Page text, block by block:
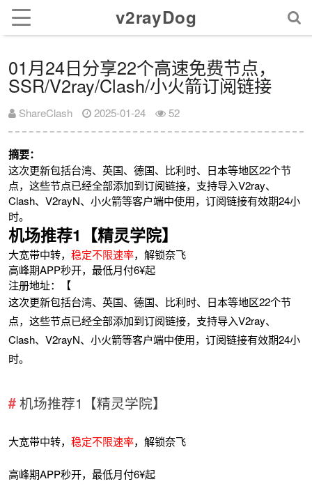
v2rayDog
01月24日分享22个高速免费节点，
SSR/V2ray/Clash/小火箭订阅链接
ShareClash 2025-01-24 52
摘要：
这次更新包括台湾、英国、德国、比利时、日本等地区22个节
点，这些节点已经全部添加到订阅链接，支持导入V2ray、
Clash、V2rayN、小火箭等客户端中使用，订阅链接有效期24小
时。
机场推荐1【精灵学院】
大宽带中转，稳定不限速率，解锁奈飞
高峰期APP秒开，最低月付6¥起
注册地址：【
这次更新包括台湾、英国、德国、比利时、日本等地区22个节
点，这些节点已经全部添加到订阅链接，支持导入V2ray、
Clash、V2rayN、小火箭等客户端中使用，订阅链接有效期24小
时。
机场推荐1【精灵学院】
大宽带中转，稳定不限速率，解锁奈飞
高峰期APP秒开，最低月付6¥起